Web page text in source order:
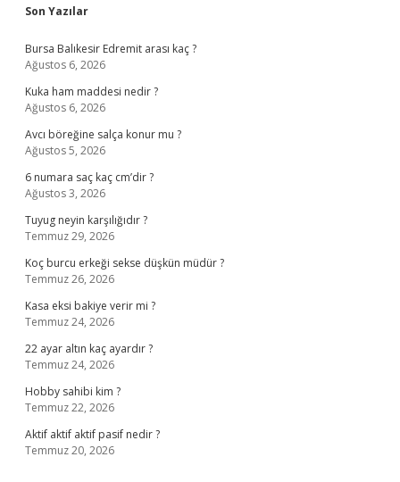
Sidebar
Son Yazılar
Bursa Balıkesir Edremit arası kaç ?
Ağustos 6, 2026
Kuka ham maddesi nedir ?
Ağustos 6, 2026
Avcı böreğine salça konur mu ?
Ağustos 5, 2026
6 numara saç kaç cm’dir ?
Ağustos 3, 2026
Tuyug neyin karşılığıdır ?
Temmuz 29, 2026
Koç burcu erkeği sekse düşkün müdür ?
Temmuz 26, 2026
Kasa eksi bakiye verir mi ?
Temmuz 24, 2026
22 ayar altın kaç ayardır ?
Temmuz 24, 2026
Hobby sahibi kim ?
Temmuz 22, 2026
Aktif aktif aktif pasif nedir ?
Temmuz 20, 2026